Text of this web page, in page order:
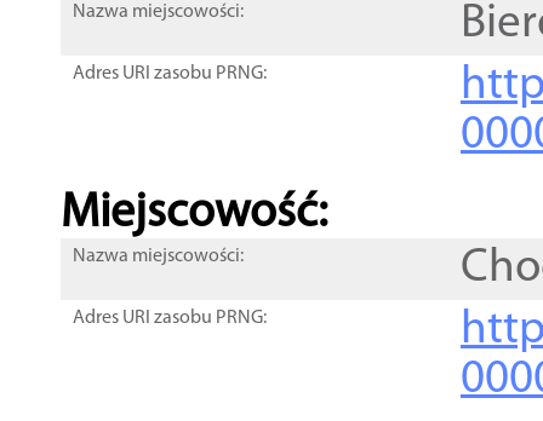
Nazwa miejscowości:
Adres URI zasobu PRNG:
Miejscowość:
Nazwa miejscowości:
Adres URI zasobu PRNG: